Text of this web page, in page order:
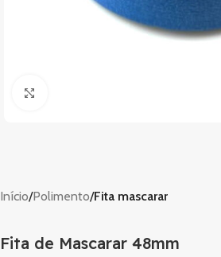
Início Polimento Fita mascarar
Fita de Mascarar 48mm